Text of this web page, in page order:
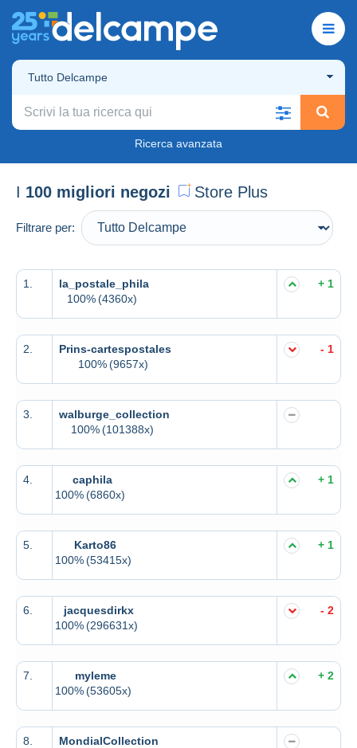
Tutto Delcampe
Ricerca avanzata
I 100 migliori negozi Store Plus
Filtrare per:
1.
la_postale_phila
100%(4360x)
+ 1
2.
Prins-cartespostales
100%(9657x)
- 1
3.
walburge_collection
100%(101388x)
4.
caphila
100%(6860x)
+ 1
5.
Karto86
100%(53415x)
+ 1
6.
jacquesdirkx
100%(296631x)
- 2
7.
myleme
100%(53605x)
+ 2
8.
MondialCollection